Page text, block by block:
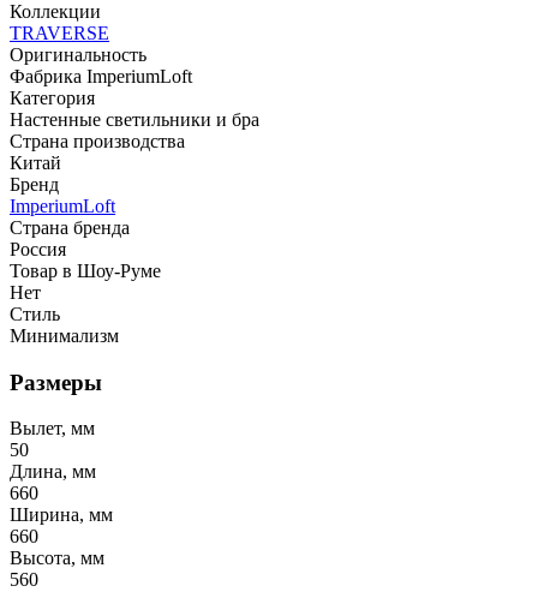
Коллекции
TRAVERSE
Оригинальность
Фабрика ImperiumLoft
Категория
Настенные светильники и бра
Страна производства
Китай
Бренд
ImperiumLoft
Страна бренда
Россия
Товар в Шоу-Руме
Нет
Стиль
Минимализм
Размеры
Вылет, мм
50
Длина, мм
660
Ширина, мм
660
Высота, мм
560